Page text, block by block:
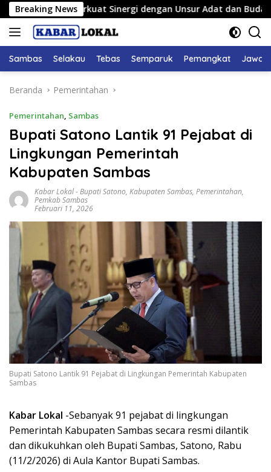
Langsung
ke
konten
Breaking News
Perkuat Sinergi dengan Unsur Adat dan Budaya
Sambas Selakau Tebas Semparuk Pemangkat Jawai
Beranda Pemerintahan
Pemerintahan, Sambas
Bupati Satono Lantik 91 Pejabat di
Lingkungan Pemerintah
Kabupaten Sambas
Kabar Lokal-Bupati Satono, Kabupaten Sambas, Pemerintahan,
Pemkab Sambas
Februari 11, 2026
Bupati Satono Lantik 91 Pejabat di Lingkungan Pemerintah Kabupaten
Sambas
Kabar Lokal -Sebanyak 91 pejabat di lingkungan
Pemerintah Kabupaten Sambas secara resmi dilantik
dan dikukuhkan oleh Bupati Sambas, Satono, Rabu
(11/2/2026) di Aula Kantor Bupati Sambas.